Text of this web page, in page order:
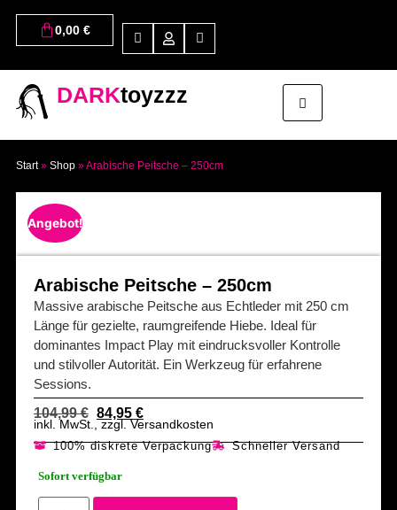
0,00 €
DARKtoyzzz
Start» Shop»Arabische Peitsche – 250cm
Angebot!
Arabische Peitsche – 250cm
Massive arabische Peitsche aus Echtleder mit 250 cm
Länge für gezielte, raumgreifende Hiebe. Ideal für
dominantes Impact Play mit eindrucksvoller Kontrolle
und stilvoller Autorität. Ein Werkzeug für erfahrene
Sessions.
104,99€ 84,95 €
inkl. MwSt., zzgl. Versandkosten
100% diskrete Verpackung Schneller Versand
Sofort verfügbar